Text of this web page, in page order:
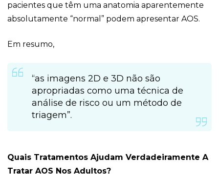
pacientes que têm uma anatomia aparentemente
absolutamente “normal” podem apresentar AOS.
Em resumo,
“as imagens 2D e 3D não são
apropriadas como uma técnica de
análise de risco ou um método de
triagem”.
Quais Tratamentos Ajudam Verdadeiramente A
Tratar AOS Nos Adultos?